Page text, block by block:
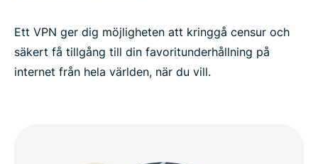
Ett VPN ger dig möjligheten att kringgå censur och
säkert få tillgång till din favoritunderhållning på
internet från hela världen, när du vill.